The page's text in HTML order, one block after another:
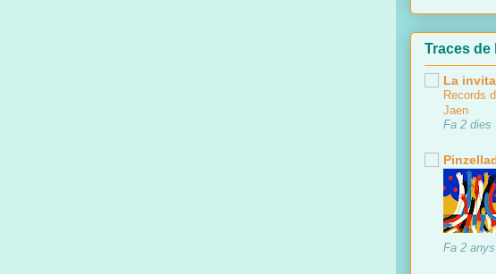
Traces de
La
Records
Jaen
Fa 2 dies
Fa 2 anys